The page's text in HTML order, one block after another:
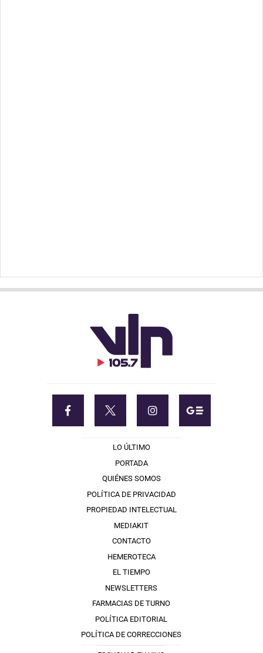
LO ÚLTIMO
PORTADA
QUIÉNES SOMOS
POLÍTICA DE PRIVACIDAD
PROPIEDAD INTELECTUAL
MEDIAKIT
CONTACTO
HEMEROTECA
EL TIEMPO
NEWSLETTERS
FARMACIAS DE TURNO
POLÍTICA EDITORIAL
POLÍTICA DE CORRECCIONES